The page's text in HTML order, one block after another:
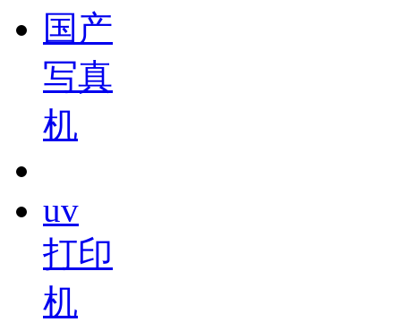
国产
写真
机
uv
打印
机